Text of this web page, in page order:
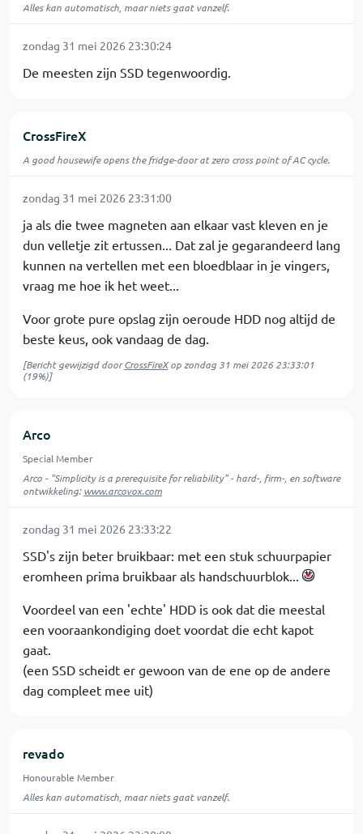
Alles kan automatisch, maar niets gaat vanzelf.
zondag 31 mei 2026 23:30:24
De meesten zijn SSD tegenwoordig.
CrossFireX
A good housewife opens the fridge-door at zero cross point of AC cycle.
zondag 31 mei 2026 23:31:00
ja als die twee magneten aan elkaar vast kleven en je
dun velletje zit ertussen... Dat zal je gegarandeerd lang
kunnen na vertellen met een bloedblaar in je vingers,
vraag me hoe ik het weet...
Voor grote pure opslag zijn oeroude HDD nog altijd de
beste keus, ook vandaag de dag.
[Bericht gewijzigd doorCrossFireXop zondag 31 mei 2026 23:33:01
(19%)]
Arco
Special Member
Arco - "Simplicity is a prerequisite for reliability" - hard-, firm-, en software
ontwikkeling:www.arcovox.com
zondag 31 mei 2026 23:33:22
SSD's zijn beter bruikbaar: met een stuk schuurpapier
eromheen prima bruikbaar als handschuurblok...
Voordeel van een 'echte' HDD is ook dat die meestal
een vooraankondiging doet voordat die echt kapot
gaat.
(een SSD scheidt er gewoon van de ene op de andere
dag compleet mee uit)
revado
Honourable Member
Alles kan automatisch, maar niets gaat vanzelf.